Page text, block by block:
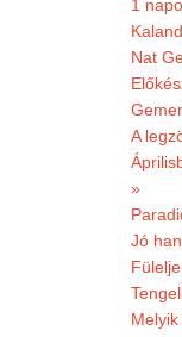
1
Nat
A
»
Jó